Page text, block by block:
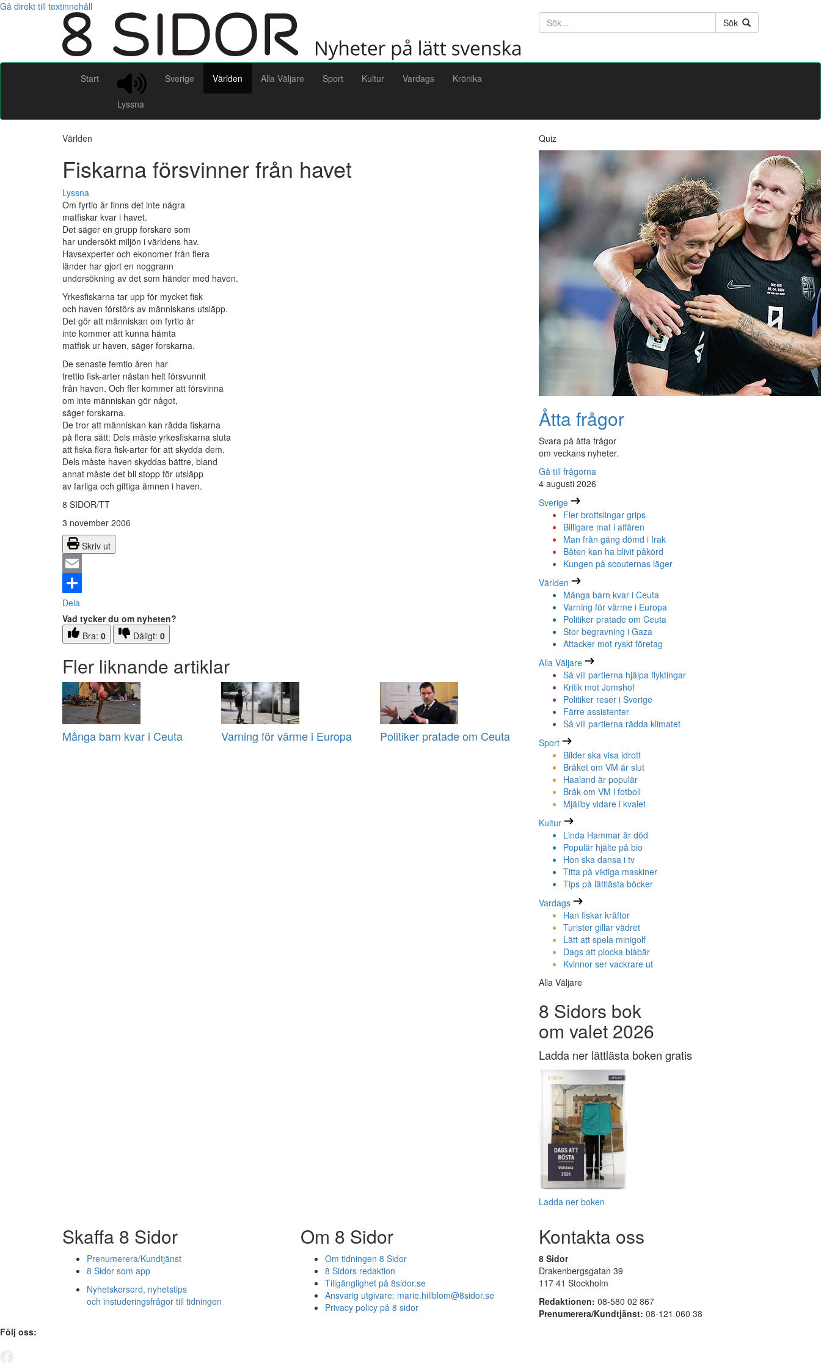
Gå direkt till textinnehåll
Söktext
Sök
Start
Lyssna
Sverige Världen Alla Väljare Sport Kultur Vardags Krönika
Världen
Fiskarna försvinner från havet
Lyssna
Om fyrtio år finns det inte några
matfiskar kvar i havet.
Det säger en grupp forskare som
har undersökt miljön i världens hav.
Havsexperter och ekonomer från flera
länder har gjort en noggrann
undersökning av det som händer med haven.
Yrkesfiskarna tar upp för mycket fisk
och haven förstörs av människans utsläpp.
Det gör att människan om fyrtio år
inte kommer att kunna hämta
matfisk ur haven, säger forskarna.
De senaste femtio åren har
trettio fisk-arter nästan helt försvunnit
från haven. Och fler kommer att försvinna
om inte människan gör något,
säger forskarna.
De tror att människan kan rädda fiskarna
på flera sätt: Dels måste yrkesfiskarna sluta
att fiska flera fisk-arter för att skydda dem.
Dels måste haven skyddas bättre, bland
annat måste det bli stopp för utsläpp
av farliga och giftiga ämnen i haven.
8 SIDOR/TT
3 november 2006
Skriv ut
Email
Dela
Vad tycker du om nyheten?
Bra: 0 Dåligt: 0
Fler liknande artiklar
Många barn kvar i Ceuta Varning för värme i Europa Politiker pratade om Ceuta
Quiz
Åtta frågor
Svara på åtta frågor
om veckans nyheter.
Gå till frågorna
4 augusti 2026
Sverige
Fler brottslingar grips
Billigare mat i affären
Man från gäng dömd i Irak
Båten kan ha blivit påkörd
Kungen på scouternas läger
Världen
Många barn kvar i Ceuta
Varning för värme i Europa
Politiker pratade om Ceuta
Stor begravning i Gaza
Attacker mot ryskt företag
Alla Väljare
Så vill partierna hjälpa flyktingar
Kritik mot Jomshof
Politiker reser i Sverige
Färre assistenter
Så vill partierna rädda klimatet
Sport
Bilder ska visa idrott
Bråket om VM är slut
Haaland är populär
Bråk om VM i fotboll
Mjällby vidare i kvalet
Kultur
Linda Hammar är död
Populär hjälte på bio
Hon ska dansa i tv
Titta på viktiga maskiner
Tips på lättlästa böcker
Vardags
Han fiskar kräftor
Turister gillar vädret
Lätt att spela minigolf
Dags att plocka blåbär
Kvinnor ser vackrare ut
Alla Väljare
8 Sidors bok
om valet 2026
Ladda ner lättlästa boken gratis
Ladda ner boken
Skaffa 8 Sidor
Prenumerera/Kundtjänst
8 Sidor som app
Nyhetskorsord, nyhetstips
och instuderingsfrågor till tidningen
Om 8 Sidor
Om tidningen 8 Sidor
8 Sidors redaktion
Tillgänglighet på 8sidor.se
Ansvarig utgivare: marie.hillblom@8sidor.se
Privacy policy på 8 sidor
Kontakta oss
8 Sidor
Drakenbergsgatan 39
117 41 Stockholm
Redaktionen: 08-580 02 867
Prenumerera/Kundtjänst: 08-121 060 38
Följ oss: